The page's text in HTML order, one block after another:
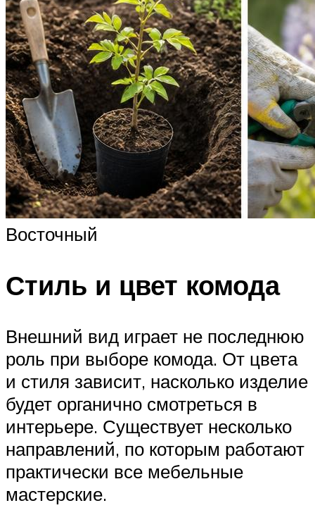
Восточный
Стиль и цвет комода
Внешний вид играет не последнюю
роль при выборе комода. От цвета
и стиля зависит, насколько изделие
будет органично смотреться в
интерьере. Существует несколько
направлений, по которым работают
практически все мебельные
мастерские.